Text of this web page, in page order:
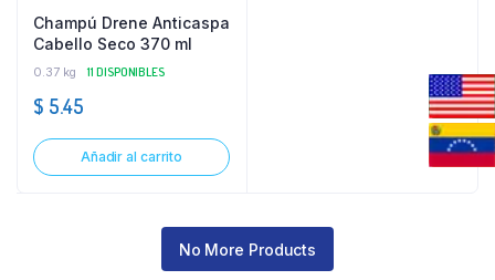
Champú Drene Anticaspa
Cabello Seco 370 ml
0.37 kg 11 DISPONIBLES
$ 5.45
Añadir al carrito
No More Products